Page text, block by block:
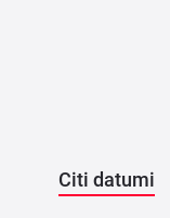
Citi datumi